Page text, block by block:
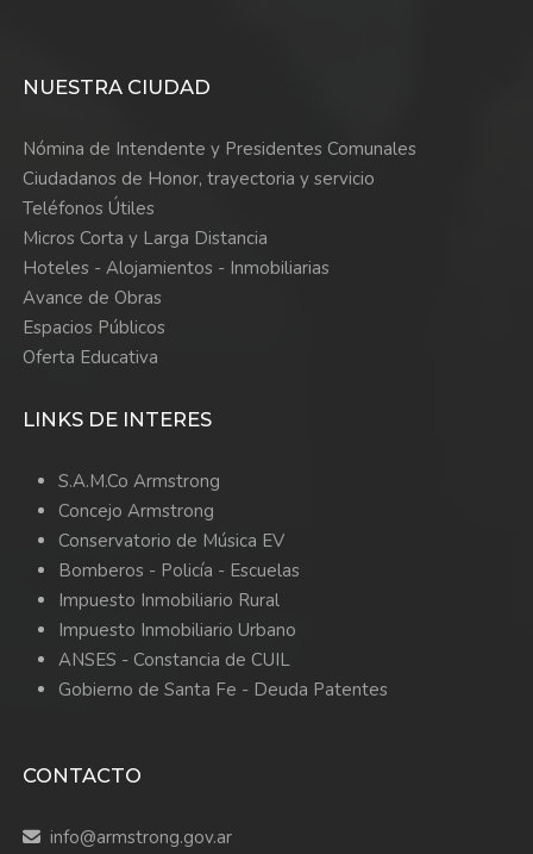
NUESTRA CIUDAD
Nómina de Intendente y Presidentes Comunales
Ciudadanos de Honor, trayectoria y servicio
Teléfonos Útiles
Micros Corta y Larga Distancia
Hoteles - Alojamientos - Inmobiliarias
Avance de Obras
Espacios Públicos
Oferta Educativa
LINKS DE INTERES
S.A.M.Co Armstrong
Concejo Armstrong
Conservatorio de Música EV
Bomberos - Policía - Escuelas
Impuesto Inmobiliario Rural
Impuesto Inmobiliario Urbano
ANSES - Constancia de CUIL
Gobierno de Santa Fe - Deuda Patentes
CONTACTO
info@armstrong.gov.ar